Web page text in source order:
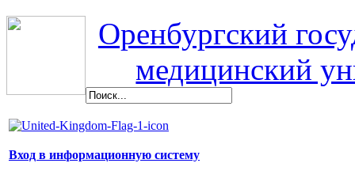
Оренбургский
медицинский
Вход в информационную систему